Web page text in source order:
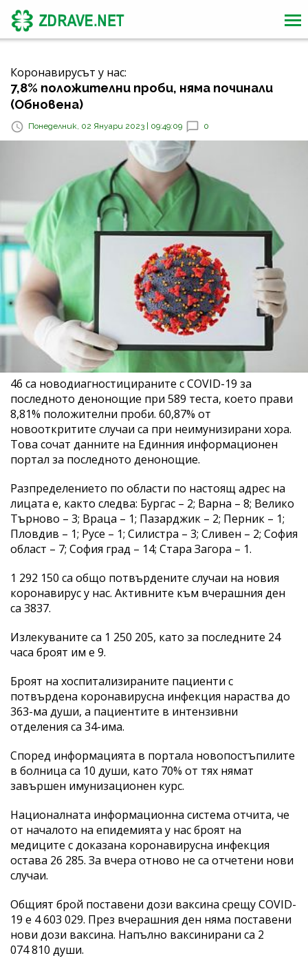
Коронавирусът у нас:
7,8% положителни проби, няма починали
(Обновена)
Понеделник, 02 Януари 2023 | 09:49:09 0
46 са новодиагностицираните с COVID-19 за
последното денонощие при 589 теста, което прави
8,81% положителни проби. 60,87% от
новооткритите случаи са при неимунизирани хора.
Това сочат данните на Единния информационен
портал за последното денонощие.
Разпределението по области по настоящ адрес на
лицата е, както следва: Бургас – 2; Варна – 8; Велико
Търново – 3; Враца – 1; Пазарджик – 2; Перник – 1;
Пловдив – 1; Русе – 1; Силистра – 3; Сливен – 2; София
област – 7; София град – 14; Стара Загора – 1.
1 292 150 са общо потвърдените случаи на новия
коронавирус у нас. Активните към вчерашния ден
са 3837.
Излекуваните са 1 250 205, като за последните 24
часа броят им е 9.
Броят на хоспитализираните пациенти с
потвърдена коронавирусна инфекция нараства до
363-ма души, а пациентите в интензивни
отделения са 34-има.
Според информацията в портала новопостъпилите
в болница са 10 души, като 70% от тях нямат
завършен имунизационен курс.
Националната информационна система отчита, че
от началото на епидемията у нас броят на
медиците с доказана коронавирусна инфекция
остава 26 285. За вчера отново не са отчетени нови
случаи.
Общият брой поставени дози ваксина срещу COVID-
19 е 4 603 029. През вчерашния ден няма поставени
нови дози ваксина. Напълно ваксинирани са 2
074 810 души.